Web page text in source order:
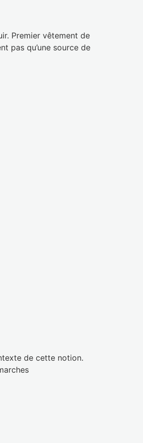
Premier vêtement de
pas qu’une source de
de cette notion.